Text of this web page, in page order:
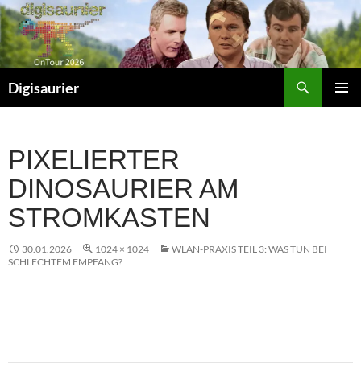
Zum
Inhalt
springen
Digisaurier
PIXELIERTER
DINOSAURIER AM
STROMKASTEN
30.01.2026 1024 × 1024
WLAN-PRAXIS TEIL 3: WAS TUN BEI
SCHLECHTEM EMPFANG?